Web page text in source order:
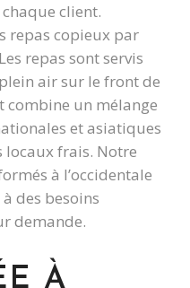
client.
repas copieux par
repas sont servis
air sur le front de
combine un mélange
et asiatiques
frais. Notre
à l’occidentale
des besoins
demande.
À